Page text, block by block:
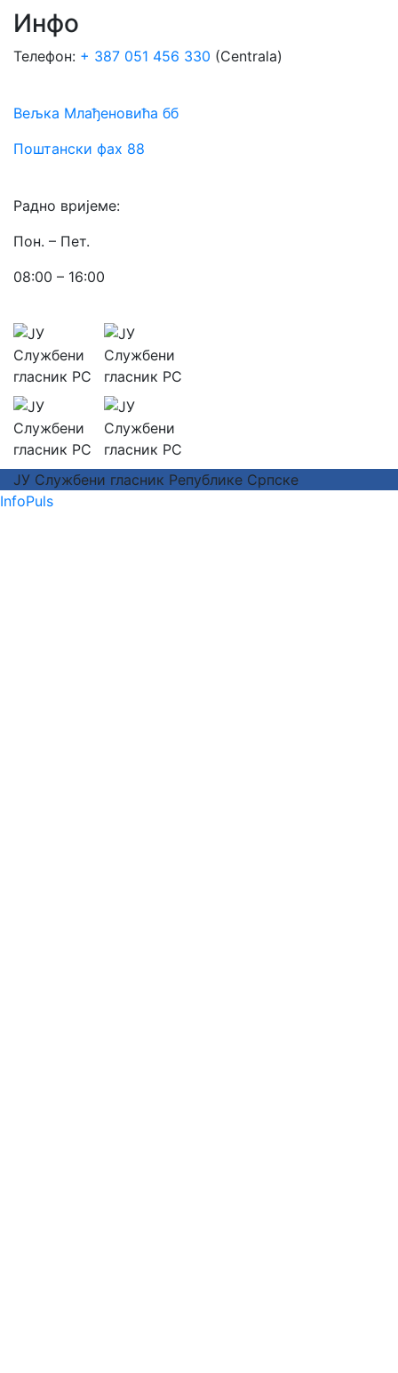
Инфо
Телефон: + 387 051 456 330 (Centrala)
Вељка Млађеновића бб
Поштански фах 88
Радно вријеме:
Пон. – Пет.
08:00 – 16:00
ЈУ Службени гласник Републике Српске
InfoPuls